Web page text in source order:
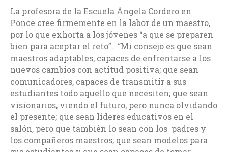
La profesora de la Escuela Ángela Cordero en
Ponce cree firmemente en la labor de un maestro,
por lo que exhorta a los jóvenes “a que se preparen
bien para aceptar el reto”. “Mi consejo es que sean
maestros adaptables, capaces de enfrentarse a los
nuevos cambios con actitud positiva; que sean
comunicadores, capaces de transmitir a sus
estudiantes todo aquello que necesiten; que sean
visionarios, viendo el futuro, pero nunca olvidando
el presente; que sean líderes educativos en el
salón, pero que también lo sean con los padres y
los compañeros maestros; que sean modelos para